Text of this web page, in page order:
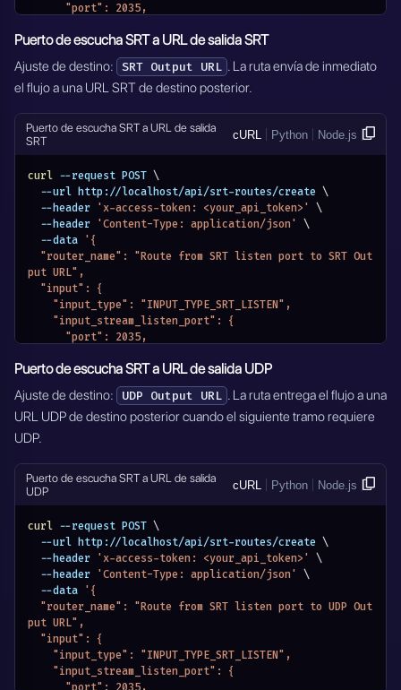
      "port": 2035,
    },
    "input_settings": {
      "host": "0.0.0.0",
      "latency": 500,
      "fc": 25600,
      "rcvbuf": 12288000,
      "inputbw": 750000,
      "oheadbw": 25
    "module_name": "MODULE_SRT_ROUTERS"
  "output": {
    "output_type": "OUTPUT_TYPE_SRT_LISTEN",
    "output_stream_listen_port": {
      "port": 3035,
      "transport": "udp"
    },
    "output_settings": {
      "host": "0.0.0.0",
      "mode": "listener",
      "latency": 500,
      "rcvlatency": 200,
      "fc": 25600,
      "sndbuf": 12288000,
      "oheadbw": 25,
      "groupminstabletimeo": 60,
      "conntimeo": 3000
    },
    "module_name": "MODULE_SRT_ROUTERS"
  },
  "active": true
Puerto de escucha SRT a URL de salida SRT
Ajuste de destino: SRT Output URL . La ruta envía de inmediato
el flujo a una URL SRT de destino posterior.
Puerto de escucha SRT a URL de salida
SRT
cURL Python Node.js
curl --request POST \
  --url http://localhost/api/srt-routes/create
\
  --header
'x-access-token: <your_api_token>'
\
  --header
'Content-Type: application/json'
\
  --data
'{
put URL",
  "input": {
    "input_type": "INPUT_TYPE_SRT_LISTEN",
    "input_stream_listen_port": {
      "port": 2035,
    },
    "input_settings": {
      "host": "0.0.0.0",
      "latency": 500,
      "rcvbuf": 12288000,
      "inputbw": 750000,
    "module_name": "MODULE_SRT_ROUTERS"
  },
  "output": {
    "output_type": "OUTPUT_TYPE_SRT_URL",
    "output_stream_url": "srt://destination.example.co
m:1935",
    "output_settings": {
      "host": "0.0.0.0",
      "mode": "listener",
      "latency": 500,
Puerto de escucha SRT a URL de salida UDP
Ajuste de destino: UDP Output URL . La ruta entrega el flujo a una
URL UDP de destino posterior cuando el siguiente tramo requiere
UDP.
Puerto de escucha SRT a URL de salida
UDP
cURL Python Node.js
curl --request POST \
  --url http://localhost/api/srt-routes/create
\
  --header
'x-access-token: <your_api_token>'
\
  --header
'Content-Type: application/json'
\
  --data
'{
put URL",
  "input": {
    "input_type": "INPUT_TYPE_SRT_LISTEN",
    "input_stream_listen_port": {